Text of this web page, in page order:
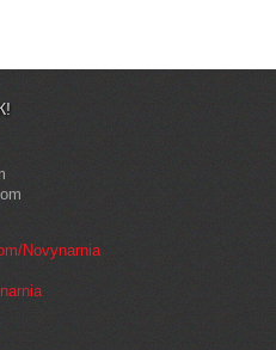
Novynarnia